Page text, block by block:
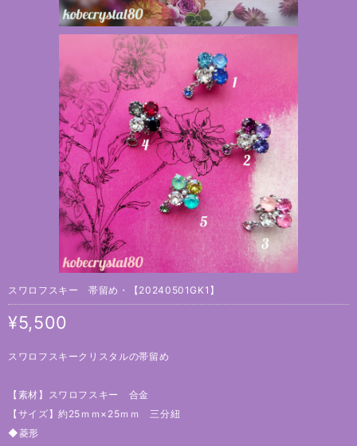
スワロフスキー 帯留め・【20240501GK1】
¥5,500
スワロフスキークリスタルの帯留め
【素材】スワロフスキー 合金
【サイズ】約25ｍｍ×25ｍｍ 三分紐
◆菱形